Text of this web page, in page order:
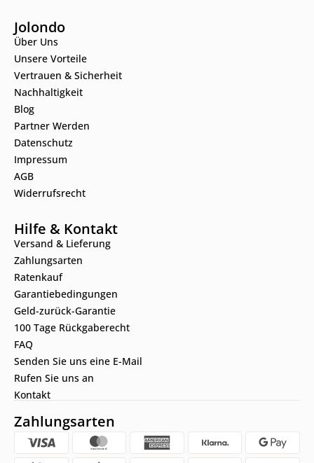
Jolondo
Über Uns
Unsere Vorteile
Vertrauen & Sicherheit
Nachhaltigkeit
Blog
Partner Werden
Datenschutz
Impressum
AGB
Widerrufsrecht
Hilfe & Kontakt
Versand & Lieferung
Zahlungsarten
Ratenkauf
Garantiebedingungen
Geld-zurück-Garantie
100 Tage Rückgaberecht
FAQ
Senden Sie uns eine E-Mail
Rufen Sie uns an
Kontakt
Zahlungsarten